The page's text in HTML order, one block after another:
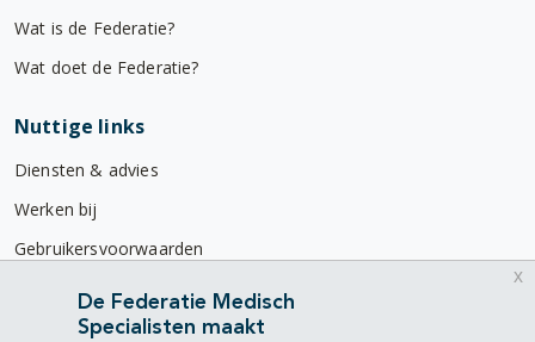
Wat is de Federatie?
Wat doet de Federatie?
Nuttige links
Diensten & advies
Werken bij
Gebruikersvoorwaarden
Privacyverklaring
De Federatie Medisch
Specialisten maakt
x